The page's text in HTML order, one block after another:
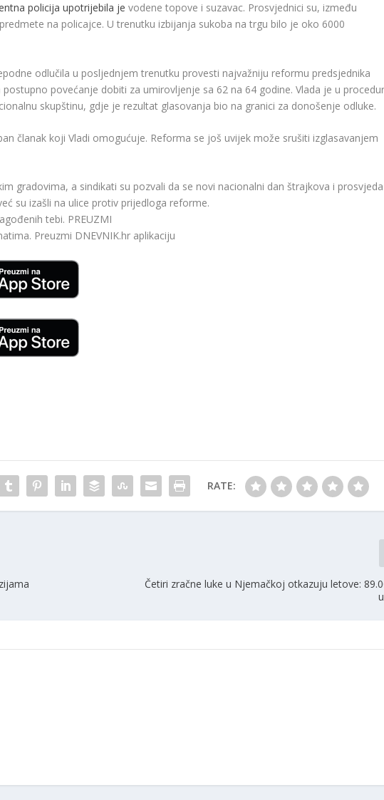
policija upotrijebila je vodene topove i suzavac. Prosvjednici su, između
na policajce. U trenutku izbijanja sukoba na trgu bilo je oko 6000
odlučila u posljednjem trenutku provesti najvažniju reformu predsjednika
povećanje dobiti za umirovljenje sa 62 na 64 godine. Vlada je u
skupštinu, gdje je rezultat glasovanja bio na granici za donošenje odluke.
članak koji Vladi omogućuje. Reforma se još uvijek može srušiti izglasavanjem
gradovima, a sindikati su pozvali da se novi nacionalni dan štrajkova i prosvjeda
su izašli na ulice protiv prijedloga reforme.
tebi. PREUZMI
Preuzmi DNEVNIK.hr aplikaciju
RATE:
Četiri zračne luke u Njemačkoj otkazuju letove: